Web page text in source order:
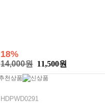
18%
14,000원 11,500원
HDPWD0291